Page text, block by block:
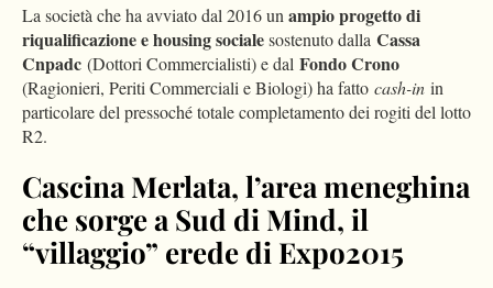
La società che ha avviato dal 2016 un ampio progetto di
riqualificazione e housing socialesostenuto dalla Cassa
Cnpadc (Dottori Commercialisti) e dal Fondo Crono
(Ragionieri, Periti Commerciali e Biologi) ha fatto cash-in in
particolare del pressoché totale completamento dei rogiti del lotto
R2.
Cascina Merlata, l’area meneghina
che sorge a Sud di Mind, il
“villaggio” erede di Expo2015